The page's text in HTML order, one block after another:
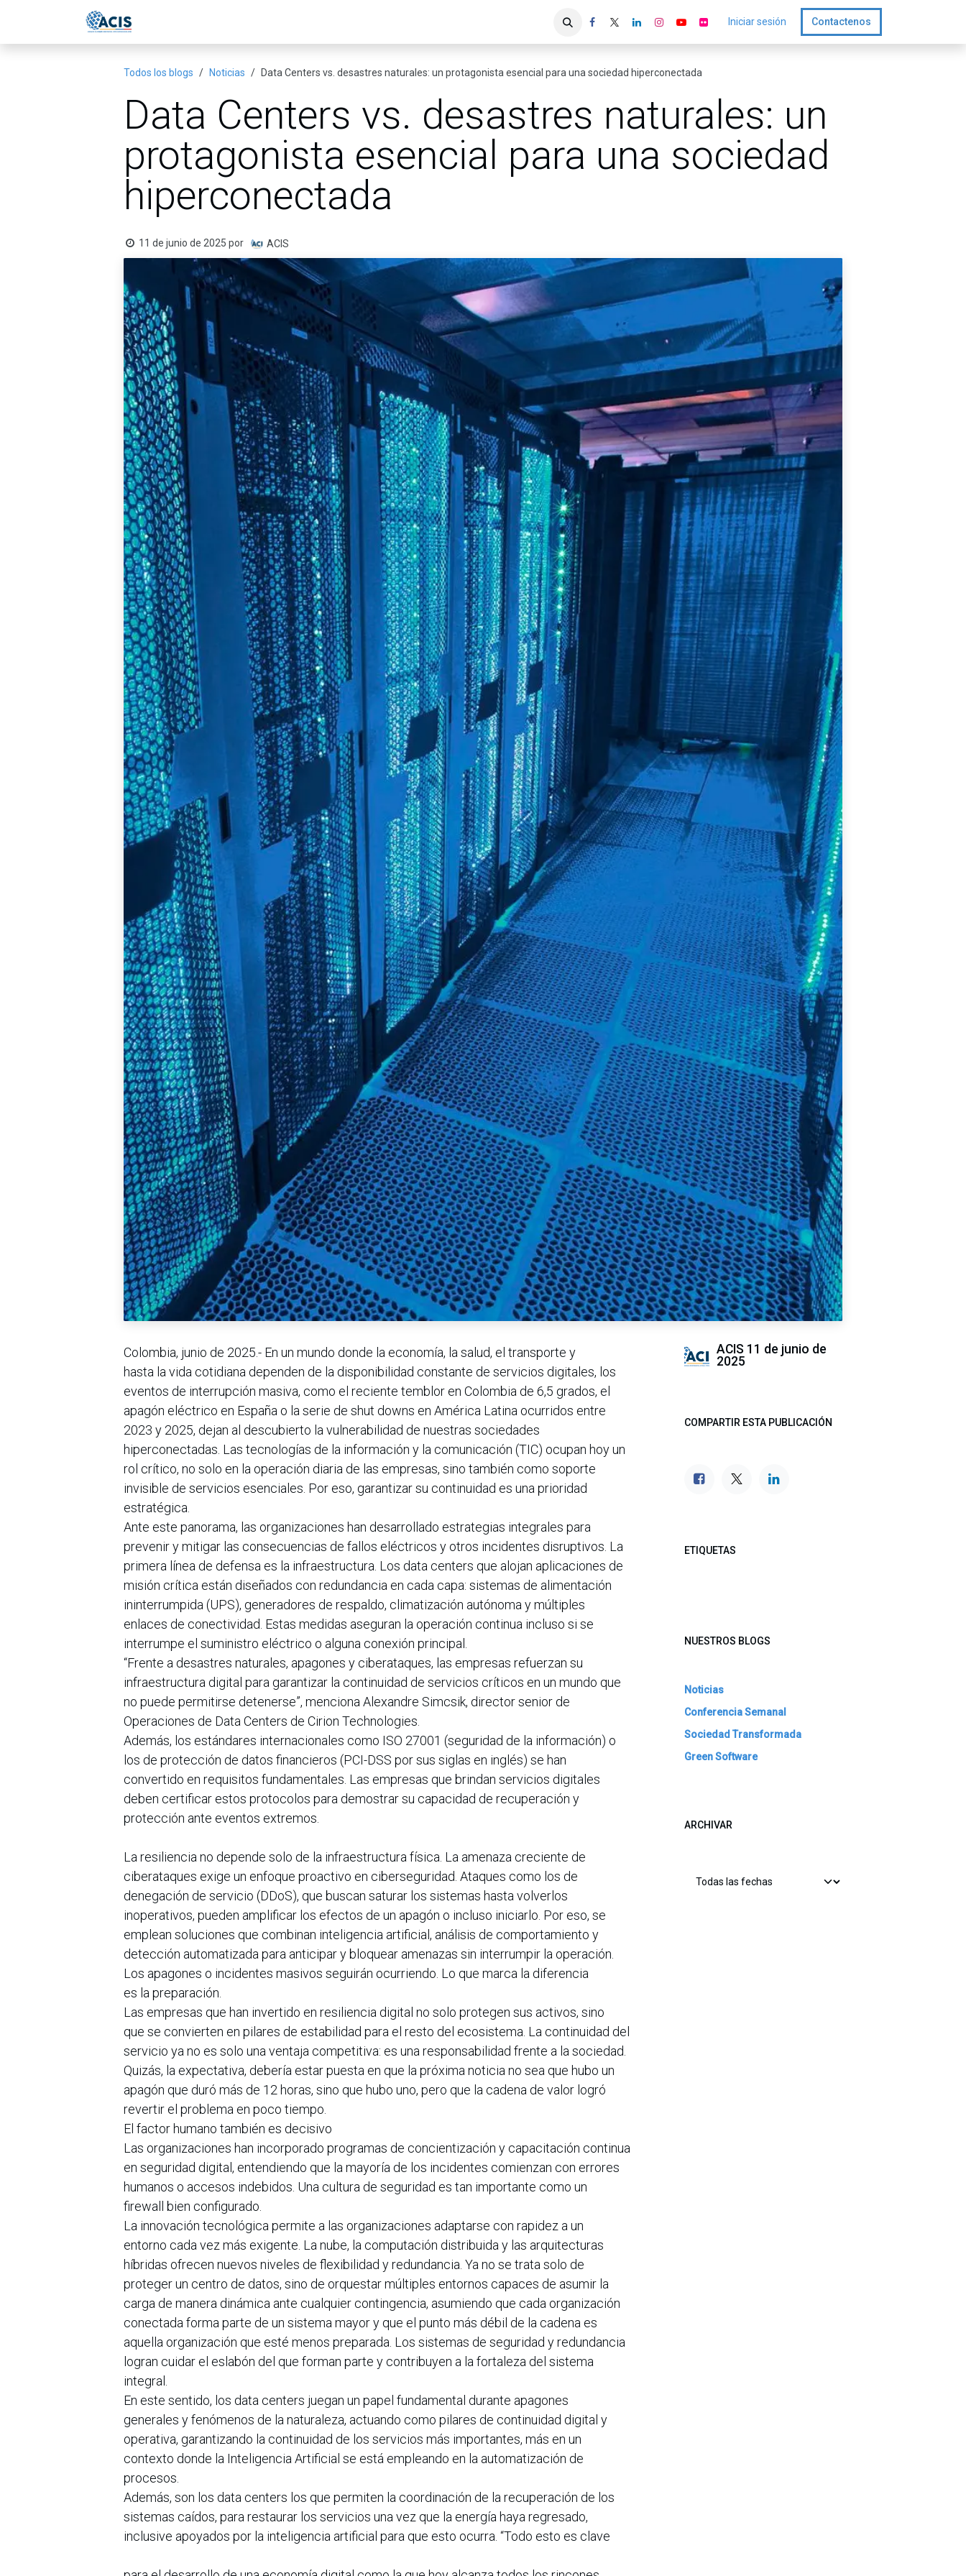
Iniciar sesión Contactenos
Todos los blogs Noticias Data Centers vs. desastres naturales: un protagonista esencial para una sociedad hiperconectada
Data Centers vs. desastres naturales: un
protagonista esencial para una sociedad
hiperconectada
11 de junio de 2025 por ACIS
Colombia, junio de 2025.- En un mundo donde la economía, la salud, el transporte y
hasta la vida cotidiana dependen de la disponibilidad constante de servicios digitales, los
eventos de interrupción masiva, como el reciente temblor en Colombia de 6,5 grados, el
apagón eléctrico en España o la serie de shut downs en América Latina ocurridos entre
2023 y 2025, dejan al descubierto la vulnerabilidad de nuestras sociedades
hiperconectadas. Las tecnologías de la información y la comunicación (TIC) ocupan hoy un
rol crítico, no solo en la operación diaria de las empresas, sino también como soporte
invisible de servicios esenciales. Por eso, garantizar su continuidad es una prioridad
estratégica.
Ante este panorama, las organizaciones han desarrollado estrategias integrales para
prevenir y mitigar las consecuencias de fallos eléctricos y otros incidentes disruptivos. La
primera línea de defensa es la infraestructura. Los data centers que alojan aplicaciones de
misión crítica están diseñados con redundancia en cada capa: sistemas de alimentación
ininterrumpida (UPS), generadores de respaldo, climatización autónoma y múltiples
enlaces de conectividad. Estas medidas aseguran la operación continua incluso si se
interrumpe el suministro eléctrico o alguna conexión principal.
“Frente a desastres naturales, apagones y ciberataques, las empresas refuerzan su
infraestructura digital para garantizar la continuidad de servicios críticos en un mundo que
no puede permitirse detenerse”, menciona Alexandre Simcsik, director senior de
Operaciones de Data Centers de Cirion Technologies.
Además, los estándares internacionales como ISO 27001 (seguridad de la información) o
los de protección de datos financieros (PCI-DSS por sus siglas en inglés) se han
convertido en requisitos fundamentales. Las empresas que brindan servicios digitales
deben certificar estos protocolos para demostrar su capacidad de recuperación y
protección ante eventos extremos.
La resiliencia no depende solo de la infraestructura física. La amenaza creciente de
ciberataques exige un enfoque proactivo en ciberseguridad. Ataques como los de
denegación de servicio (DDoS), que buscan saturar los sistemas hasta volverlos
inoperativos, pueden amplificar los efectos de un apagón o incluso iniciarlo. Por eso, se
emplean soluciones que combinan inteligencia artificial, análisis de comportamiento y
detección automatizada para anticipar y bloquear amenazas sin interrumpir la operación.
Los apagones o incidentes masivos seguirán ocurriendo. Lo que marca la diferencia
es la preparación.
Las empresas que han invertido en resiliencia digital no solo protegen sus activos, sino
que se convierten en pilares de estabilidad para el resto del ecosistema. La continuidad del
servicio ya no es solo una ventaja competitiva: es una responsabilidad frente a la sociedad.
Quizás, la expectativa, debería estar puesta en que la próxima noticia no sea que hubo un
apagón que duró más de 12 horas, sino que hubo uno, pero que la cadena de valor logró
revertir el problema en poco tiempo.
El factor humano también es decisivo
Las organizaciones han incorporado programas de concientización y capacitación continua
en seguridad digital, entendiendo que la mayoría de los incidentes comienzan con errores
humanos o accesos indebidos. Una cultura de seguridad es tan importante como un
firewall bien configurado.
La innovación tecnológica permite a las organizaciones adaptarse con rapidez a un
entorno cada vez más exigente. La nube, la computación distribuida y las arquitecturas
híbridas ofrecen nuevos niveles de flexibilidad y redundancia. Ya no se trata solo de
proteger un centro de datos, sino de orquestar múltiples entornos capaces de asumir la
carga de manera dinámica ante cualquier contingencia, asumiendo que cada organización
conectada forma parte de un sistema mayor y que el punto más débil de la cadena es
aquella organización que esté menos preparada. Los sistemas de seguridad y redundancia
logran cuidar el eslabón del que forman parte y contribuyen a la fortaleza del sistema
integral.
En este sentido, los data centers juegan un papel fundamental durante apagones
generales y fenómenos de la naturaleza, actuando como pilares de continuidad digital y
operativa, garantizando la continuidad de los servicios más importantes, más en un
contexto donde la Inteligencia Artificial se está empleando en la automatización de
procesos.
Además, son los data centers los que permiten la coordinación de la recuperación de los
sistemas caídos, para restaurar los servicios una vez que la energía haya regresado,
inclusive apoyados por la inteligencia artificial para que esto ocurra. “Todo esto es clave
ACIS 11 de junio de
2025
COMPARTIR ESTA PUBLICACIÓN
ETIQUETAS
NUESTROS BLOGS
Noticias
Conferencia Semanal
Sociedad Transformada
Green Software
ARCHIVAR